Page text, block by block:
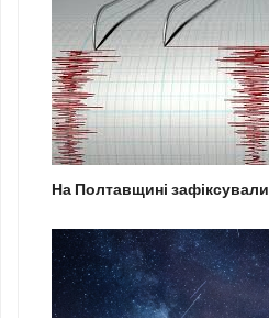
На Полтавщині